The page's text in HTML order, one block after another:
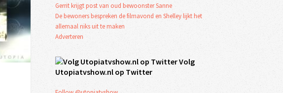
Gerrit krijgt post van oud bewoonster Sanne
De bewoners bespreken de filmavond en Shelley lijkt het
allemaal niks uit te maken
Adverteren
Volg
Utopiatvshow.nl op Twitter